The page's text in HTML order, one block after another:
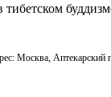
тибетском
Москва, Аптекарский